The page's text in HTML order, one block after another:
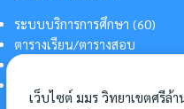
ระบบบริการการศึกษา (60)
ตารางเรียน/ตารางสอบ
การแต่งกายนักศึกษา
เว็บไซต์ มมร วิทยาเขตศรีล้